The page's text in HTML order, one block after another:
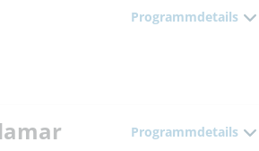
Programmdetails
Programmdetails